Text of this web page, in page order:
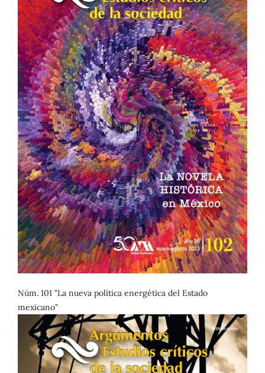
Núm. 101 "La nueva política energética del Estado
mexicano"